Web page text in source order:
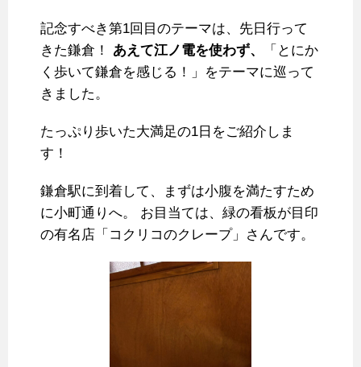
記念すべき第1回目のテーマは、先日行って
きた鎌倉！
あえて江ノ電を使わず、
「とにか
く歩いて鎌倉を感じる！」をテーマに巡って
きました。
たっぷり歩いた大満足の1日をご紹介しま
す！
鎌倉駅に到着して、まずは小腹を満たすため
に小町通りへ。 お目当ては、緑の看板が目印
の有名店「コクリコのクレープ」さんです。